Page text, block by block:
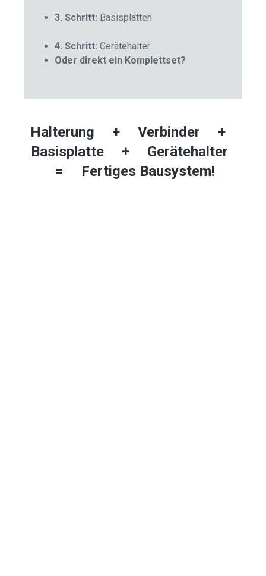
3. Schritt: Basisplatten
4. Schritt: Gerätehalter
Oder direkt ein Komplettset?
Halterung + Verbinder +
Basisplatte + Gerätehalter
= Fertiges Bausystem!